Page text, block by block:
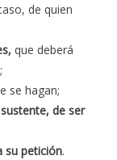
de quien
que deberá
se hagan;
de ser
su petición.